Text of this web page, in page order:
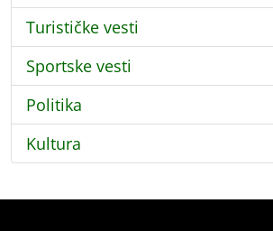
Turističke vesti
Sportske vesti
Politika
Kultura